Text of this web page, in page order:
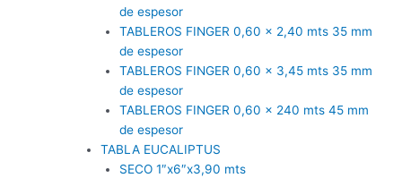
de espesor
TABLEROS FINGER 0,60 x 2,40 mts 35 mm
de espesor
TABLEROS FINGER 0,60 x 3,45 mts 35 mm
de espesor
TABLEROS FINGER 0,60 x 240 mts 45 mm
de espesor
TABLA EUCALIPTUS
SECO 1″x6″x3,90 mts